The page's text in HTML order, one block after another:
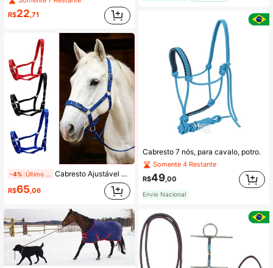
R$22,71
-4% Cabresto Ajustável de Fita para Cavalo, Coleira de Cabeça Anti-Fuga para Cavalo, Cabresto de Amarração Anti-Engasgo Resistente ao Desgaste para Cavalo, Acessório de Guia Equestre
R$65,06
Cabresto 7 nós, para cavalo, potro.
Somente 4 Restante
R$49,00
Envio Nacional